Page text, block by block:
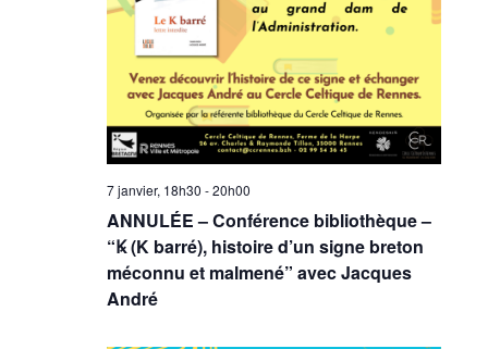
7 janvier, 18h30 -20h00
ANNULÉE – Conférence bibliothèque –
“Ꝃ (K barré), histoire d’un signe breton
méconnu et malmené” avec Jacques
André